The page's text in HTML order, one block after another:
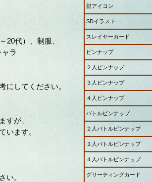
顔アイコン
SDイラスト
スレイヤーカード
ピンナップ
２人ピンナップ
３人ピンナップ
４人ピンナップ
バトルピンナップ
２人バトルピンナップ
３人バトルピンナップ
４人バトルピンナップ
グリーティングカード
代）、制服、
ラ
にしてください。
すが、
います。
い。